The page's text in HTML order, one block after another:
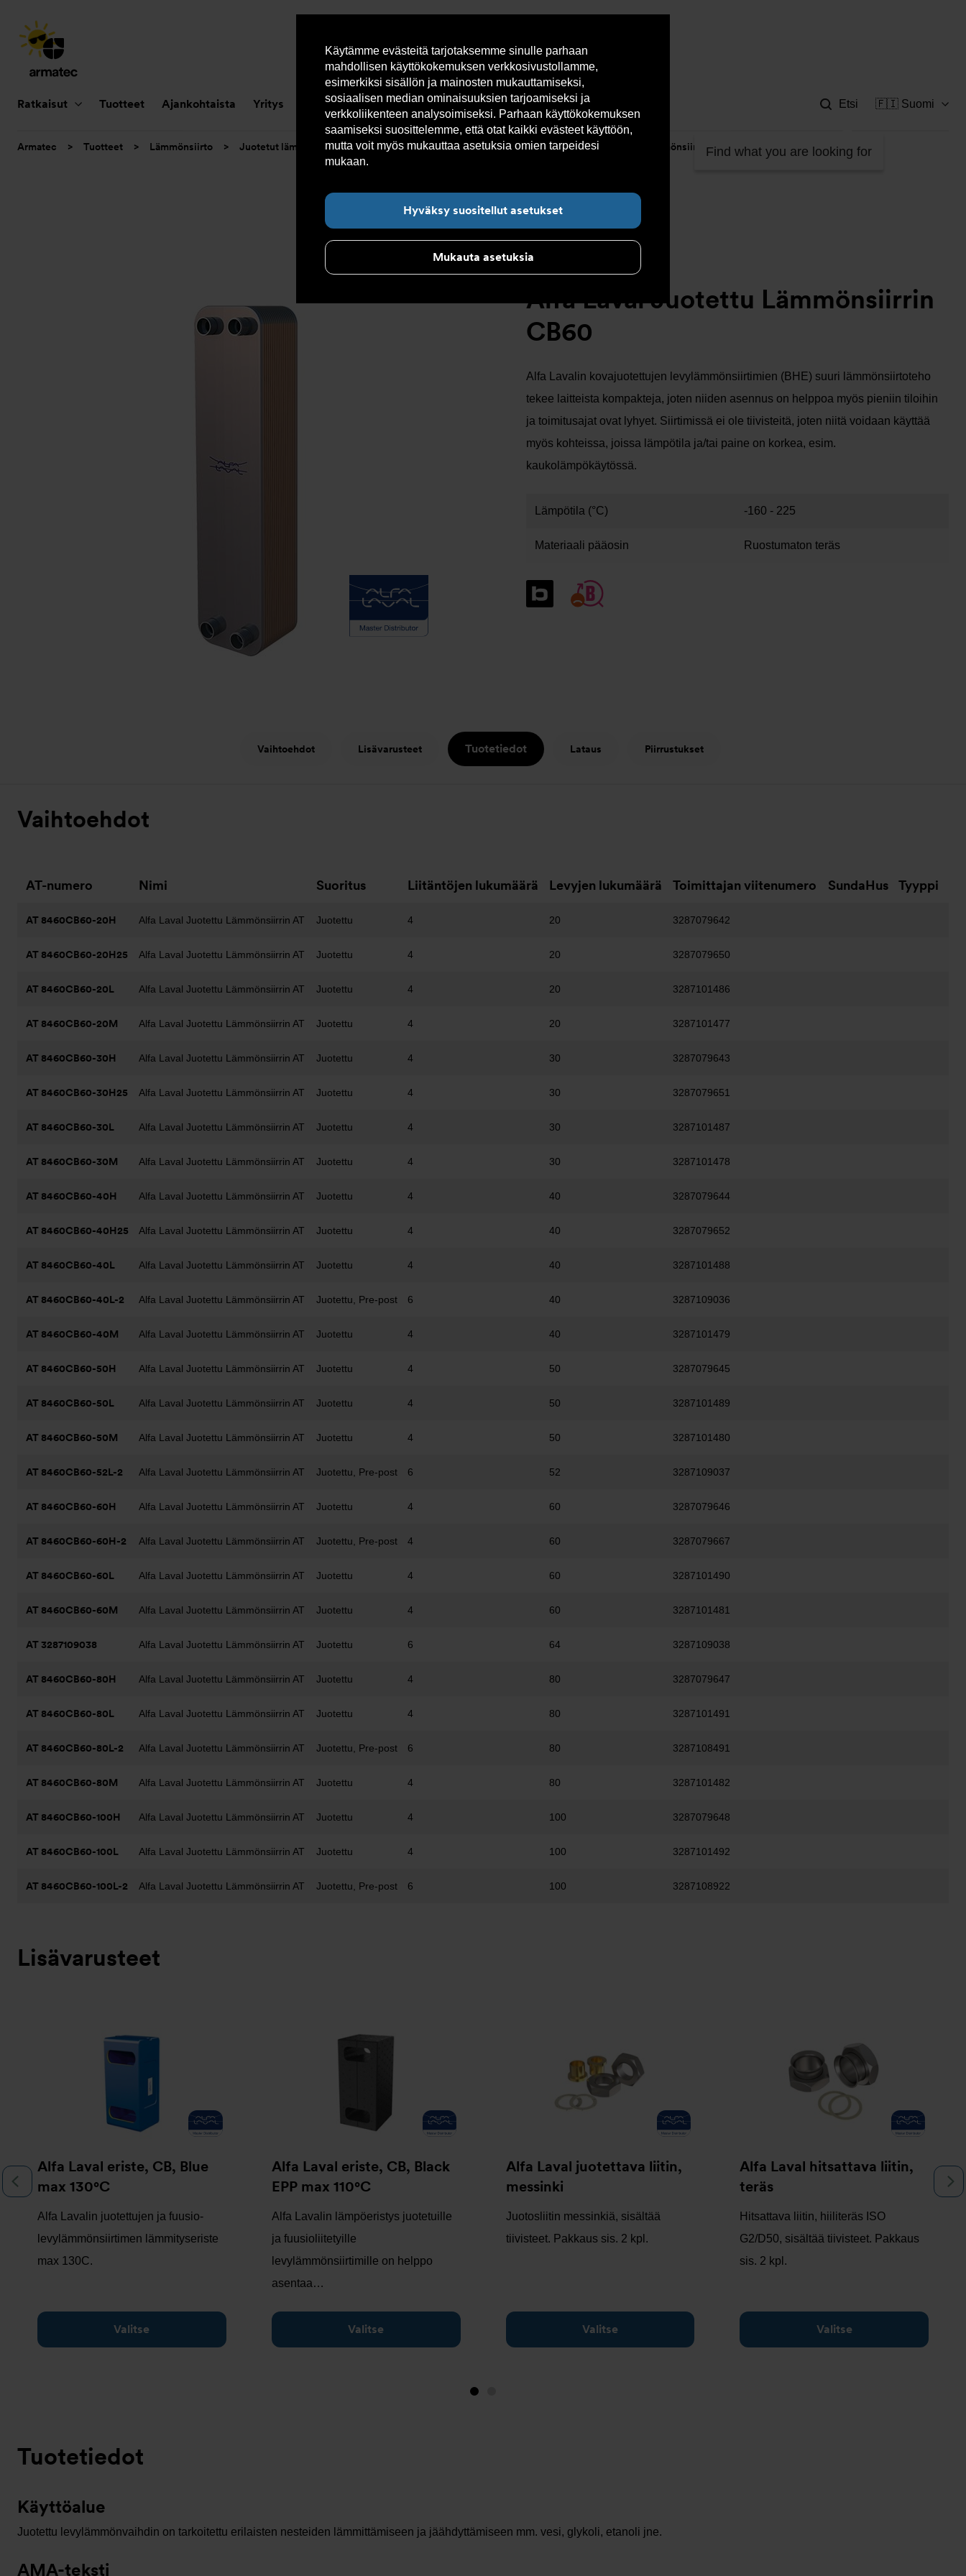
Käytämme evästeitä tarjotaksemme sinulle parhaan
mahdollisen käyttökokemuksen verkkosivustollamme,
esimerkiksi sisällön ja mainosten mukauttamiseksi,
sosiaalisen median ominaisuuksien tarjoamiseksi ja
verkkoliikenteen analysoimiseksi. Parhaan käyttökokemuksen
saamiseksi suosittelemme, että otat kaikki evästeet käyttöön,
mutta voit myös mukauttaa asetuksia omien tarpeidesi
mukaan.
Hyväksy suositellut asetukset
Mukauta asetuksia
Ratkaisut Tuotteet Ajankohtaista Yritys Huolto Vastuullisuus Yhteystiedot Tekniset apuvälineet
Find what you are looking for
Etsi 🇫🇮 Suomi
Olet
Armatec > Tuotteet > Lämmönsiirto > Juotetut lämmönsiirtimet > Kuparijuotetut lämmönsiirtimet > Alfa Laval Juotettu Lämmönsiirrin CB60
Alfa Laval Juotettu Lämmönsiirrin
CB60
Alfa Lavalin kovajuotettujen levylämmönsiirtimien (BHE) suuri lämmönsiirtoteho
tekee laitteista kompakteja, joten niiden asennus on helppoa myös pieniin tiloihin
ja toimitusajat ovat lyhyet. Siirtimissä ei ole tiivisteitä, joten niitä voidaan käyttää
myös kohteissa, joissa lämpötila ja/tai paine on korkea, esim.
kaukolämpökäytössä.
Lämpötila (°C) -160 - 225
Materiaali pääosin Ruostumaton teräs
Vaihtoehdot Lisävarusteet Tuotetiedot Lataus Piirrustukset
Vaihtoehdot
AT-numero Nimi Suoritus Liitäntöjen lukumäärä Levyjen lukumäärä Toimittajan viitenumero SundaHus Tyyppi
AT 8460CB60-20H Alfa Laval Juotettu Lämmönsiirrin AT Juotettu 4 20 3287079642
AT 8460CB60-20H25 Alfa Laval Juotettu Lämmönsiirrin AT Juotettu 4 20 3287079650
AT 8460CB60-20L Alfa Laval Juotettu Lämmönsiirrin AT Juotettu 4 20 3287101486
AT 8460CB60-20M Alfa Laval Juotettu Lämmönsiirrin AT Juotettu 4 20 3287101477
AT 8460CB60-30H Alfa Laval Juotettu Lämmönsiirrin AT Juotettu 4 30 3287079643
AT 8460CB60-30H25 Alfa Laval Juotettu Lämmönsiirrin AT Juotettu 4 30 3287079651
AT 8460CB60-30L Alfa Laval Juotettu Lämmönsiirrin AT Juotettu 4 30 3287101487
AT 8460CB60-30M Alfa Laval Juotettu Lämmönsiirrin AT Juotettu 4 30 3287101478
AT 8460CB60-40H Alfa Laval Juotettu Lämmönsiirrin AT Juotettu 4 40 3287079644
AT 8460CB60-40H25 Alfa Laval Juotettu Lämmönsiirrin AT Juotettu 4 40 3287079652
AT 8460CB60-40L Alfa Laval Juotettu Lämmönsiirrin AT Juotettu 4 40 3287101488
AT 8460CB60-40L-2 Alfa Laval Juotettu Lämmönsiirrin AT Juotettu, Pre-post 6 40 3287109036
AT 8460CB60-40M Alfa Laval Juotettu Lämmönsiirrin AT Juotettu 4 40 3287101479
AT 8460CB60-50H Alfa Laval Juotettu Lämmönsiirrin AT Juotettu 4 50 3287079645
AT 8460CB60-50L Alfa Laval Juotettu Lämmönsiirrin AT Juotettu 4 50 3287101489
AT 8460CB60-50M Alfa Laval Juotettu Lämmönsiirrin AT Juotettu 4 50 3287101480
AT 8460CB60-52L-2 Alfa Laval Juotettu Lämmönsiirrin AT Juotettu, Pre-post 6 52 3287109037
AT 8460CB60-60H Alfa Laval Juotettu Lämmönsiirrin AT Juotettu 4 60 3287079646
AT 8460CB60-60H-2 Alfa Laval Juotettu Lämmönsiirrin AT Juotettu, Pre-post 4 60 3287079667
AT 8460CB60-60L Alfa Laval Juotettu Lämmönsiirrin AT Juotettu 4 60 3287101490
AT 8460CB60-60M Alfa Laval Juotettu Lämmönsiirrin AT Juotettu 4 60 3287101481
AT 3287109038 Alfa Laval Juotettu Lämmönsiirrin AT Juotettu 6 64 3287109038
AT 8460CB60-80H Alfa Laval Juotettu Lämmönsiirrin AT Juotettu 4 80 3287079647
AT 8460CB60-80L Alfa Laval Juotettu Lämmönsiirrin AT Juotettu 4 80 3287101491
AT 8460CB60-80L-2 Alfa Laval Juotettu Lämmönsiirrin AT Juotettu, Pre-post 6 80 3287108491
AT 8460CB60-80M Alfa Laval Juotettu Lämmönsiirrin AT Juotettu 4 80 3287101482
AT 8460CB60-100H Alfa Laval Juotettu Lämmönsiirrin AT Juotettu 4 100 3287079648
AT 8460CB60-100L Alfa Laval Juotettu Lämmönsiirrin AT Juotettu 4 100 3287101492
AT 8460CB60-100L-2 Alfa Laval Juotettu Lämmönsiirrin AT Juotettu, Pre-post 6 100 3287108922
Lisävarusteet
Alfa Laval eriste, CB, Blue
max 130°C
Alfa Lavalin juotettujen ja fuusio-
levylämmönsiirtimen lämmityseriste
max 130C.
Valitse
Alfa Laval eriste, CB, Black
EPP max 110°C
Alfa Lavalin lämpöeristys juotetuille
ja fuusioliitetyille
levylämmönsiirtimille on helppo
asentaa…
Valitse
Alfa Laval juotettava liitin,
messinki
Juotosliitin messinkiä, sisältää
tiivisteet. Pakkaus sis. 2 kpl.
Valitse
Alfa Laval hitsattava liitin,
teräs
Hitsattava liitin, hiiliteräs ISO
G2/D50, sisältää tiivisteet. Pakkaus
sis. 2 kpl.
Valitse
Previous
Image
Tuotetiedot
Käyttöalue
Juotettu levylämmönvaihdin on tarkoitettu erilaisten nesteiden lämmittämiseen ja jäähdyttämiseen mm. vesi, glykoli, etanoli jne.
AMA-teksti